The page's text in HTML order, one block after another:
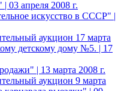
апреля 2008 г.
искусство в СССР" |
аукцион 17 марта
детскому дому №5. | 17
| 13 марта 2008 г.
аукцион 9 марта